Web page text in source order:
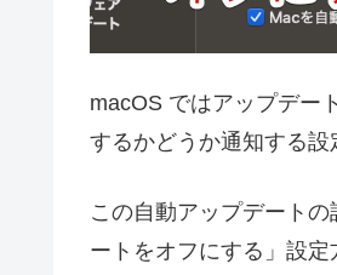
macOS ではアップデー
するかどうか通知する設
この自動アップデート
ートをオフにする」設定